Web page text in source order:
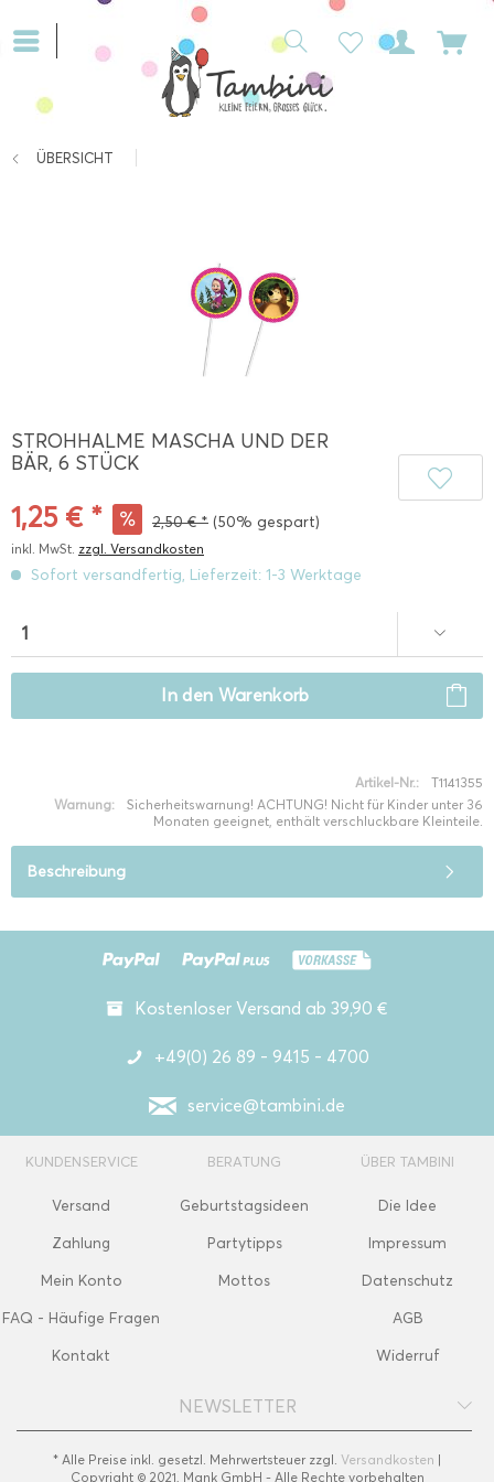
ÜBERSICHT
STROHHALME MASCHA UND DER
BÄR, 6 STÜCK
1,25 € * 2,50 € * (50% gespart)
inkl. MwSt. zzgl. Versandkosten
Sofort versandfertig, Lieferzeit: 1-3 Werktage
In den Warenkorb
Artikel-Nr.:
T1141355
Warnung:
Sicherheitswarnung! ACHTUNG! Nicht für Kinder unter 36
Monaten geeignet, enthält verschluckbare Kleinteile.
Beschreibung
Kostenloser Versand ab 39,90 €
+49(0) 26 89 - 9415 - 4700
service@tambini.de
KUNDENSERVICE
Versand
Zahlung
Mein Konto
FAQ - Häufige Fragen
Kontakt
BERATUNG
Geburtstagsideen
Partytipps
Mottos
ÜBER TAMBINI
Die Idee
Impressum
Datenschutz
AGB
Widerruf
NEWSLETTER
* Alle Preise inkl. gesetzl. Mehrwertsteuer zzgl. Versandkosten |
Copyright © 2021, Mank GmbH - Alle Rechte vorbehalten